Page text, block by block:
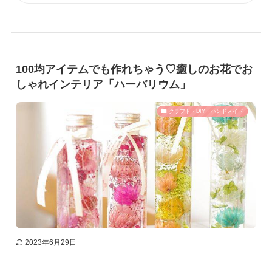
100均アイテムでも作れちゃう♡癒しのお花でお
しゃれインテリア「ハーバリウム」
クラフト・DIY・ハンドメイド
2023年6月29日